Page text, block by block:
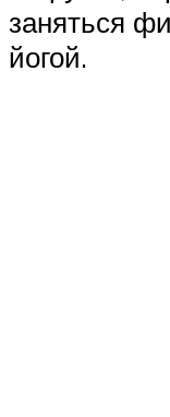
заняться
йогой.